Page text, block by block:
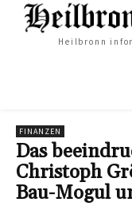
Heilbronn
FINANZEN
Das
Christoph
Bau-Mogul